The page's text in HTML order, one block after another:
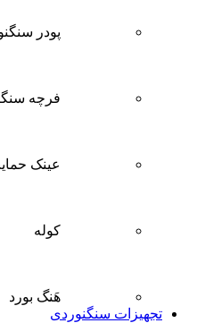
پودر
فرچه
عینک
کوله
هَنگ بورد
تجهیزات سنگنوردی